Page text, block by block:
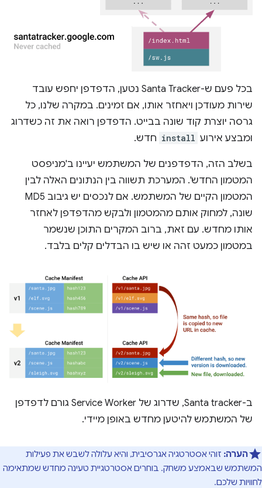
בכל פעם ש-Santa Tracker נטען, הדפדפן יחפש עובד
שירות מעודכן ויאחזר אותו, אם זמינים. במקרה שלנו, כל
גרסה יוצרת קוד שונה בבייט. הדפדפן רואה את זה כשדרוג
ומבצע אירוע install חדש.
בשלב הזה, הדפדפנים של המשתמש יעיינו ב'מניפסט
המטמון החדש'. המערכת תשווה בין הנתונים האלה לבין
המטמון הקיים של המשתמש. אם לנכסים יש גיבוב MD5
שונה, למחוק אותם מהמטמון ולבקש מהדפדפן לאחזר
אותו מחדש. עם זאת, ברוב המקרים התוכן שנשמר
במטמון כמעט זהה או שיש בו הבדלים קלים בלבד.
ב-Santa tracker, שדרוג של Service Worker גורם לדפדפן
של המשתמש להיטען מחדש באופן מיידי.
הערה: זוהי אסטרטגיה אגרסיבית, והיא עלולה לשבש את פעילות
המשתמש שבאמצע משחק. בוחרים אסטרטגיית טעינה מחדש שמתאימה
לחוויות שלכם.